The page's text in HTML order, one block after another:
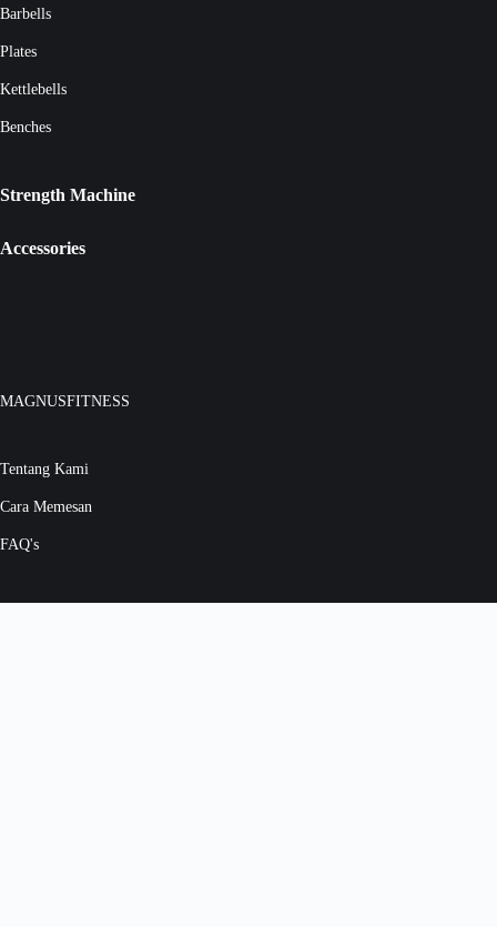
Barbells
Plates
Kettlebells
Benches
Strength Machine
Accessories
MAGNUSFITNESS
Tentang Kami
Cara Memesan
FAQ's